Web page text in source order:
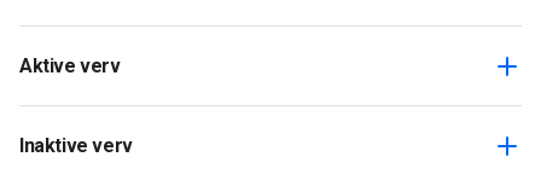
Aktive verv
Inaktive verv